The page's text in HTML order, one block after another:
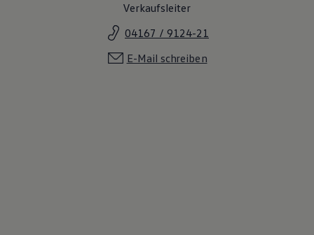
Verkaufsleiter
04167 / 9124-21
E-Mail schreiben